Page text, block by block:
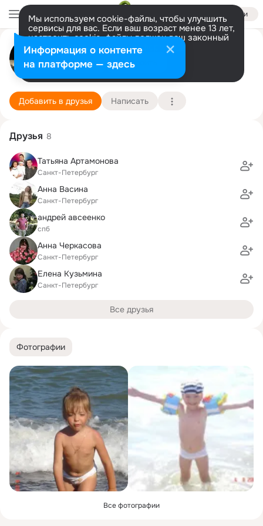
Войти
Мы используем cookie-файлы, чтобы улучшить
сервисы для вас. Если ваш возраст менее 13 лет,
настроить cookie-файлы должен ваш законный
представитель. Больше информации
Разрешить все Настроить
Аркадий Тутиков
Санкт-Петербург
22 ПТУ
Подробнее
Добавить в друзья Написать
Фотографии
Все фотографии
Друзья 8
Татьяна Артамонова
Санкт-Петербург
Анна Васина
Санкт-Петербург
андрей авсеенко
спб
Анна Черкасова
Санкт-Петербург
Елена Кузьмина
Санкт-Петербург
Все друзья
Информация о контенте
на платформе — здесь